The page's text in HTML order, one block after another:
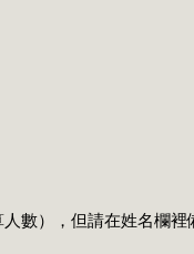
數），但請在姓名欄